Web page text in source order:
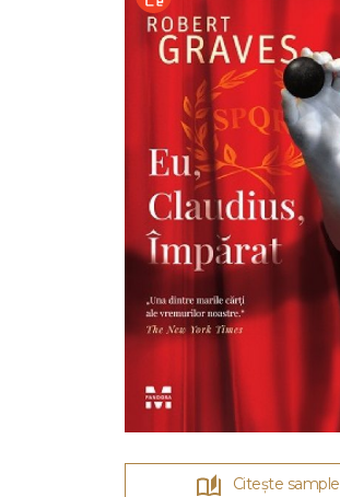
Citește sample